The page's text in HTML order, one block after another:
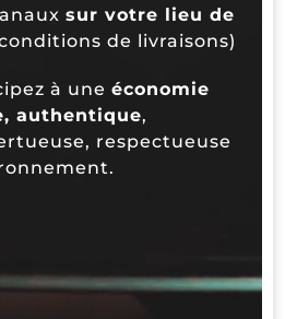
sur votre lieu de
de livraisons)
à uneéconomie
authentique,
respectueuse